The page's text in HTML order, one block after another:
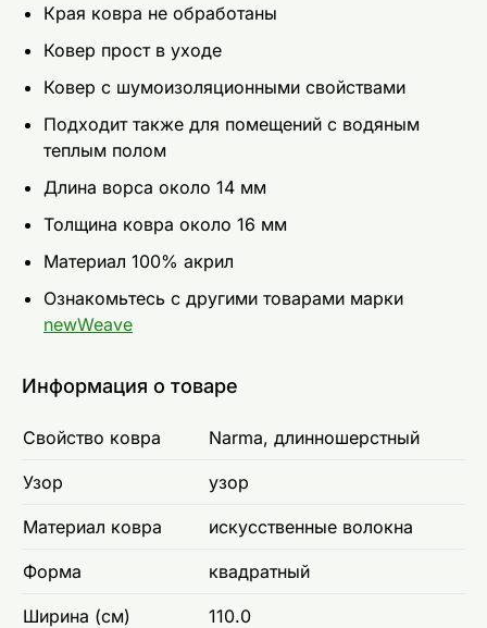
Края ковра не обработаны
Ковер прост в уходе
Ковер c шумоизоляционными свойствами
Подходит также для помещений с водяным
теплым полом
Длина ворса около 14 мм
Толщина ковра около 16 мм
Материал 100% акрил
Ознакомьтесь с другими товарами марки
newWeave
Информация о товаре
Свойство ковра Narma, длинношерстный
Узор узор
Материал ковра искусственные волокна
Форма квадратный
Ширина (см) 110.0